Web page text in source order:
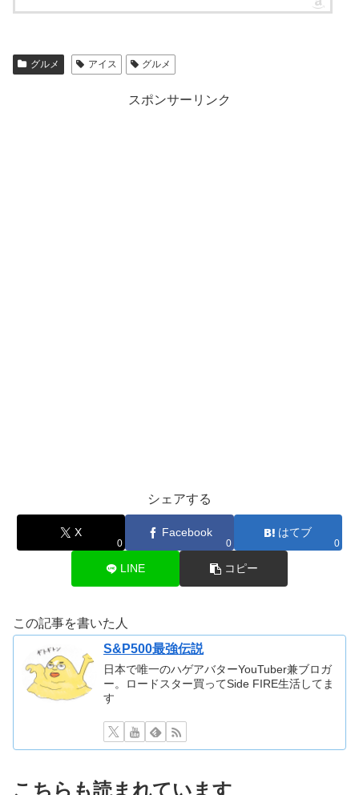
グルメ アイス グルメ
スポンサーリンク
シェアする
X
0
Facebook
0
はてブ
0
LINE コピー
この記事を書いた人
S&P500最強伝説
日本で唯一のハゲアバターYouTuber兼ブロガ
ー。ロードスター買ってSide FIRE生活してま
す
こちらも読まれています